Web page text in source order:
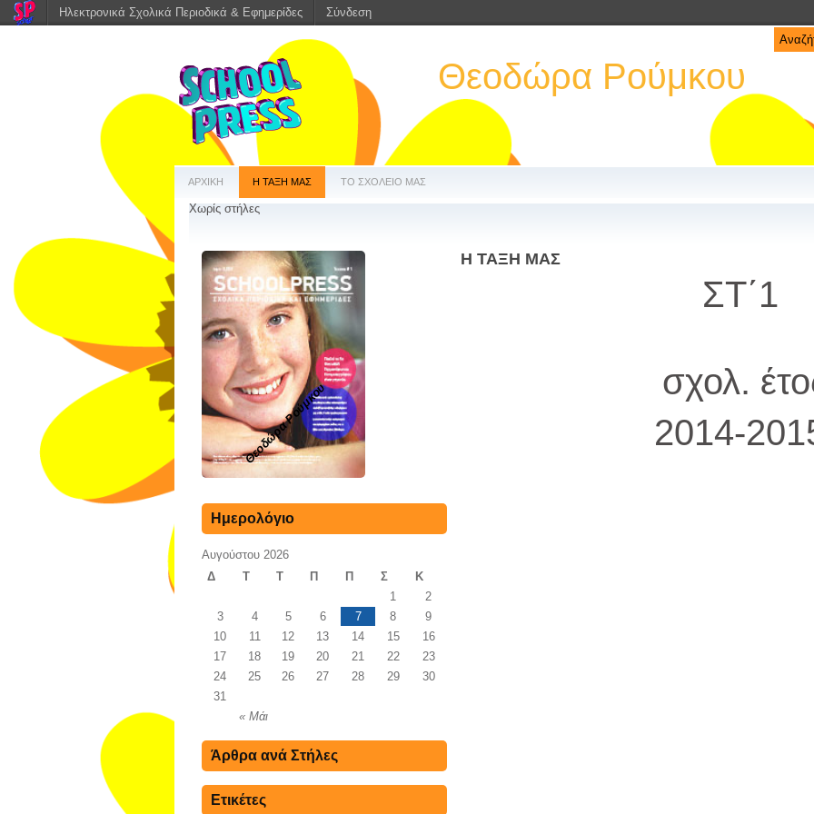
Θεοδώρα Ρούμκου
ΑΡΧΙΚΗ Η ΤΑΞΗ ΜΑΣ ΤΟ ΣΧΟΛΕΙΟ ΜΑΣ
Χωρίς στήλες
Η ΤΑΞΗ ΜΑΣ
ΣΤ΄1
σχολ.
2014-
Θεοδώρα Ρούμκου
Ημερολόγιο
Αυγούστου 2026
Δ
Τ Τ Π Π Σ Κ
« Μάι
1
2
3
4 5 6 7 8
9
10
11 12 13 14 15
16
17
18 19 20 21 22
23
24
25 26 27 28 29
30
31
Άρθρα ανά Στήλες
Ετικέτες
Ηλεκτρονικά Σχολικά Περιοδικά & Εφημερίδες Σύνδεση